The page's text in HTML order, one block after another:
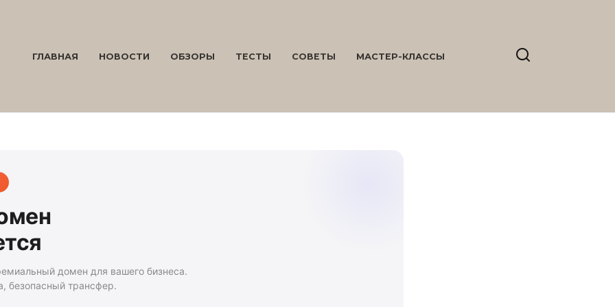
ГЛАВНАЯ НОВОСТИ ОБЗОРЫ ТЕСТЫ СОВЕТЫ МАСТЕР-КЛАССЫ
домен для вашего бизнеса.
безопасный трансфер.